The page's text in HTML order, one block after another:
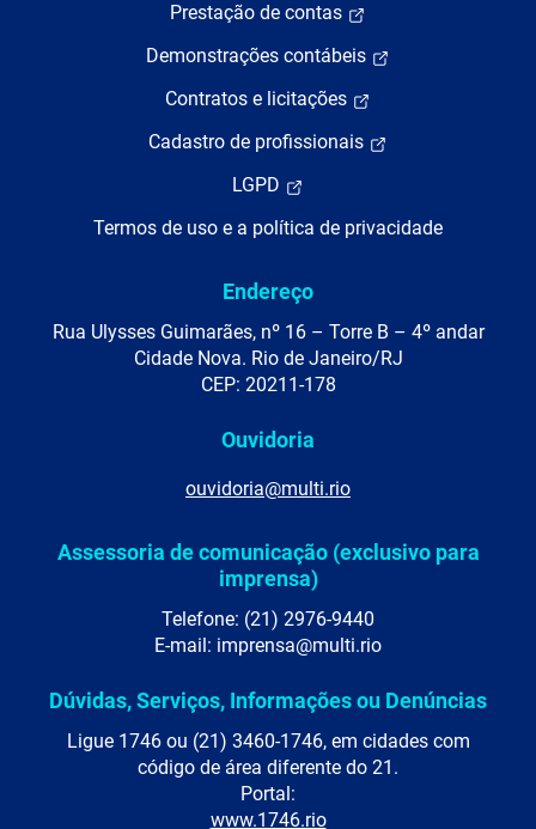
Prestação de contas
Demonstrações contábeis
Contratos e licitações
Cadastro de profissionais
LGPD
Termos de uso e a política de privacidade
Endereço
Rua Ulysses Guimarães, nº 16 – Torre B – 4º andar
Cidade Nova. Rio de Janeiro/RJ
CEP: 20211-178
Ouvidoria
ouvidoria@multi.rio
Assessoria de comunicação (exclusivo para
imprensa)
Telefone: (21) 2976-9440
E-mail: imprensa@multi.rio
Dúvidas, Serviços, Informações ou Denúncias
Ligue 1746 ou (21) 3460-1746, em cidades com
código de área diferente do 21.
Portal:
www.1746.rio